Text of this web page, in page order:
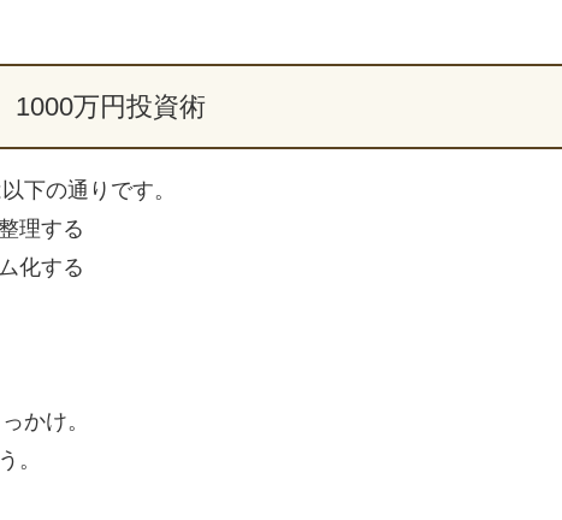
1000万円投資術
下の通りです。
理する
化する
かけ。
。